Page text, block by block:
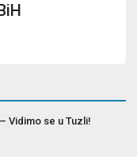
Vidimo se u Tuzli!